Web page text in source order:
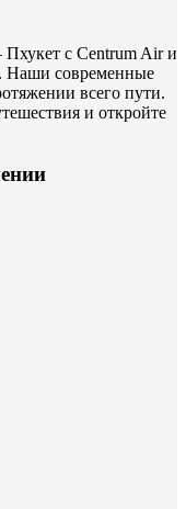
с Centrum Air и
Наши современные
всего пути.
и откройте